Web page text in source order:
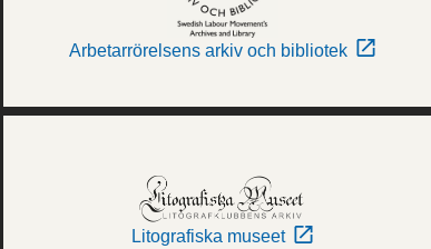
Arbetarrörelsens arkiv och bibliotek
Litografiska museet